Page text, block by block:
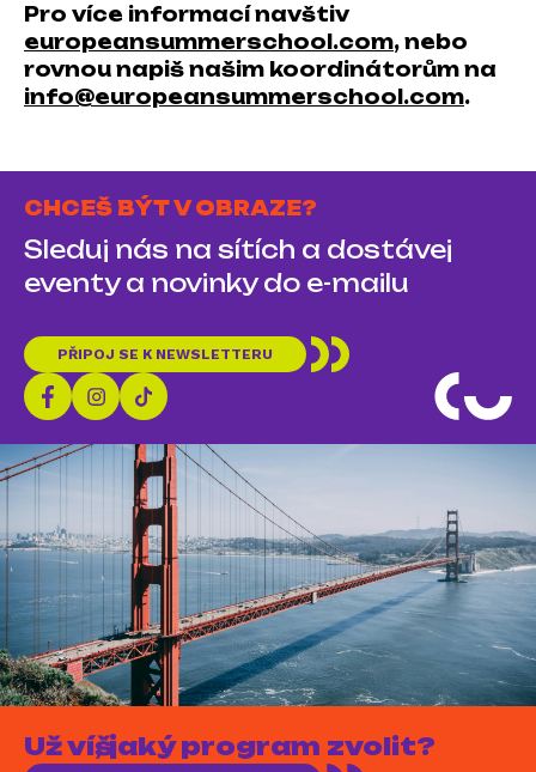
Pro více informací navštiv
europeansummerschool.com, nebo
rovnou napiš našim koordinátorům na
info@europeansummerschool.com.
CHCEŠ BÝT V OBRAZE?
Sleduj nás na sítích a dostávej
eventy a novinky do e-mailu
PŘIPOJ SE K NEWSLETTERU
Už víš, jaký program zvolit?